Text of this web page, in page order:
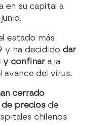
en su capital a
estado más
y ha decididodar
y confinara la
avance del virus.
cerrado
de precios de
chilenos